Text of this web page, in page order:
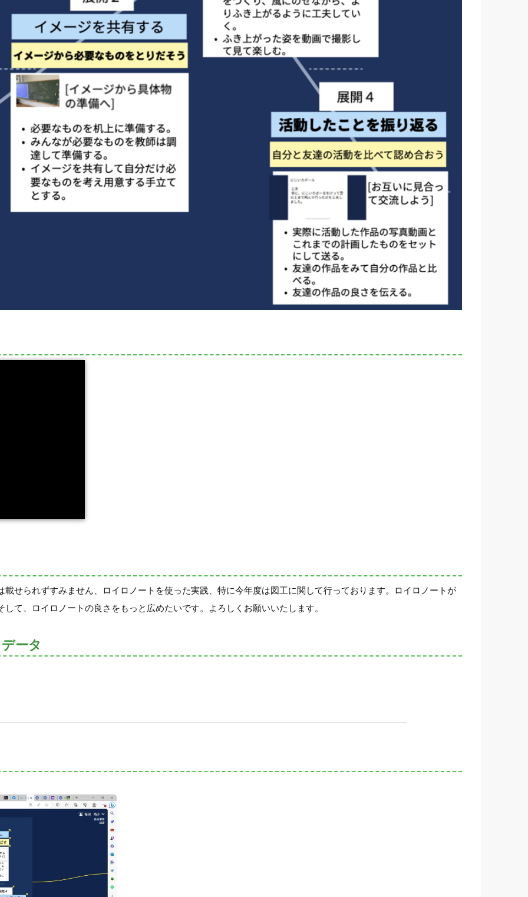
せられずすみません、ロイロノートを使った実践、特に今年度は図工に関して行っております。ロイロノートが
て、ロイロノートの良さをもっと広めたいです。よろしくお願いいたします。
ータ